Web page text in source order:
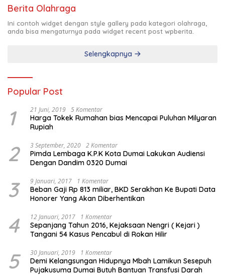
Berita Olahraga
Ini contoh widget dengan style gallery pada kategori olahraga,
anda bisa mengaturnya pada widget recent post wpberita.
Selengkapnya
Popular Post
1 21 Juni, 2019 5 Komentar
Harga Tokek Rumahan bias Mencapai Puluhan Milyaran
Rupiah
2 3 September, 2020 2 Komentar
Pimda Lembaga K.P.K Kota Dumai Lakukan Audiensi
Dengan Dandim 0320 Dumai
3 9 Januari, 2017 1 Komentar
Beban Gaji Rp 813 miliar, BKD Serakhan Ke Bupati Data
Honorer Yang Akan Diberhentikan
4 12 Januari, 2017 1 Komentar
Sepanjang Tahun 2016, Kejaksaan Nengri ( Kejari )
Tangani 54 Kasus Pencabul di Rokan Hilir
5 30 Januari, 2019 1 Komentar
Demi Kelangsungan Hidupnya Mbah Lamikun Sesepuh
Pujakusuma Dumai Butuh Bantuan Transfusi Darah